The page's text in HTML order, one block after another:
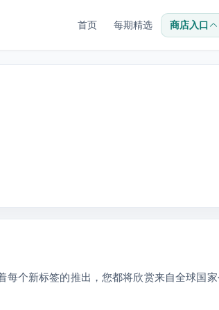
首页 每期精选 商店入口
个新标签的推出，您都将欣赏来自全球国